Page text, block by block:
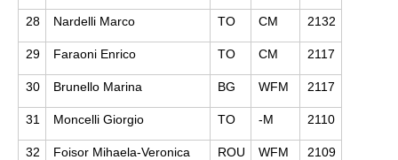
28 Nardelli Marco TO CM 2132
29 Faraoni Enrico TO CM 2117
30 Brunello Marina BG WFM 2117
31 Moncelli Giorgio TO -M 2110
32 Foisor Mihaela-Veronica ROU WFM 2109